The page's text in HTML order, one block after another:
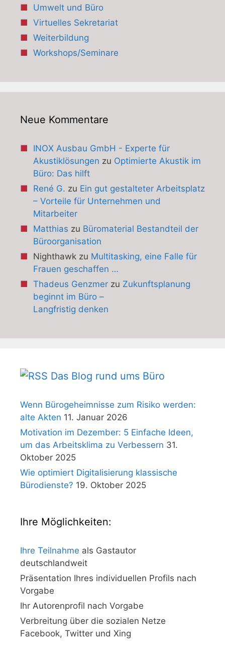
Umwelt und Büro
Virtuelles Sekretariat
Weiterbildung
Workshops/Seminare
Neue Kommentare
INOX Ausbau GmbH - Experte für
Akustiklösungen zu Optimierte Akustik im
Büro: Das hilft
René G. zu Ein gut gestalteter Arbeitsplatz
– Vorteile für Unternehmen und
Mitarbeiter
Matthias zu Büromaterial Bestandteil der
Büroorganisation
Nighthawkzu Multitasking, eine Falle für
Frauen geschaffen …
Thadeus Genzmerzu Zukunftsplanung
beginnt im Büro –
Langfristig denken
Das Blog rund ums Büro
Wenn Bürogeheimnisse zum Risiko werden:
alte Akten 11. Januar 2026
Motivation im Dezember: 5 Einfache Ideen,
um das Arbeitsklima zu Verbessern 31.
Oktober 2025
Wie optimiert Digitalisierung klassische
Bürodienste? 19. Oktober 2025
Ihre Möglichkeiten:
Ihre Teilnahme als Gastautor
deutschlandweit
Präsentation Ihres individuellen Profils nach
Vorgabe
Ihr Autorenprofil nach Vorgabe
Verbreitung über die sozialen Netze
Facebook, Twitter und Xing